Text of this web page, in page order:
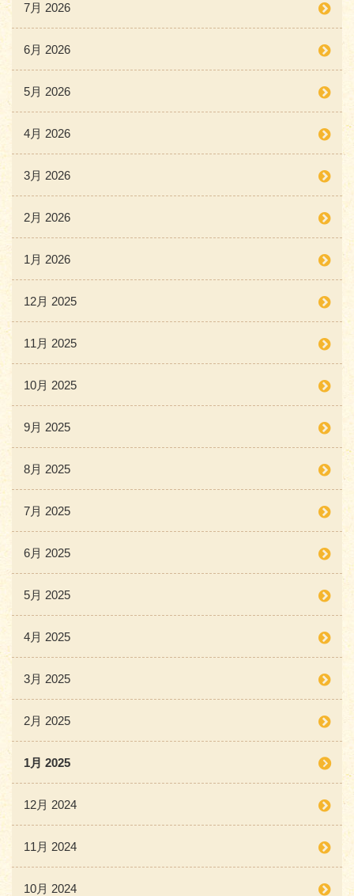
7月 2026
6月 2026
5月 2026
4月 2026
3月 2026
2月 2026
1月 2026
12月 2025
11月 2025
10月 2025
9月 2025
8月 2025
7月 2025
6月 2025
5月 2025
4月 2025
3月 2025
2月 2025
1月 2025
12月 2024
11月 2024
10月 2024